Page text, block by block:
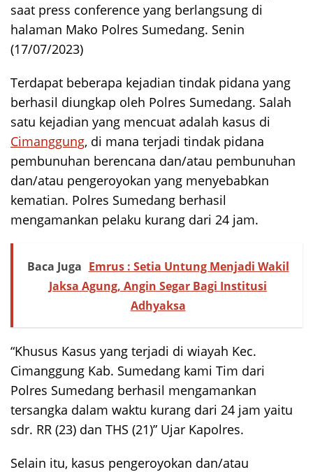
saat press conference yang berlangsung di
halaman Mako Polres Sumedang. Senin
(17/07/2023)
Terdapat beberapa kejadian tindak pidana yang
berhasil diungkap oleh Polres Sumedang. Salah
satu kejadian yang mencuat adalah kasus di
Cimanggung, di mana terjadi tindak pidana
pembunuhan berencana dan/atau pembunuhan
dan/atau pengeroyokan yang menyebabkan
kematian. Polres Sumedang berhasil
mengamankan pelaku kurang dari 24 jam.
Baca Juga Emrus : Setia Untung Menjadi Wakil
Jaksa Agung, Angin Segar Bagi Institusi
Adhyaksa
“Khusus Kasus yang terjadi di wiayah Kec.
Cimanggung Kab. Sumedang kami Tim dari
Polres Sumedang berhasil mengamankan
tersangka dalam waktu kurang dari 24 jam yaitu
sdr. RR (23) dan THS (21)” Ujar Kapolres.
Selain itu, kasus pengeroyokan dan/atau